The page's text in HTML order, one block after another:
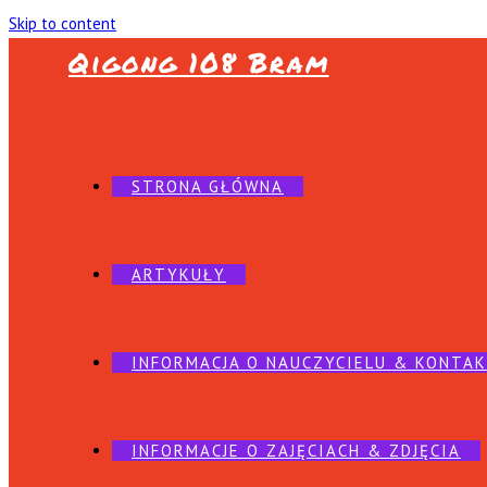
Skip to content
Qigong 108 Bram
STRONA GŁÓWNA
ARTYKUŁY
INFORMACJA O NAUCZYCIELU &
INFORMACJE O ZAJĘCIACH & ZDJĘCIA